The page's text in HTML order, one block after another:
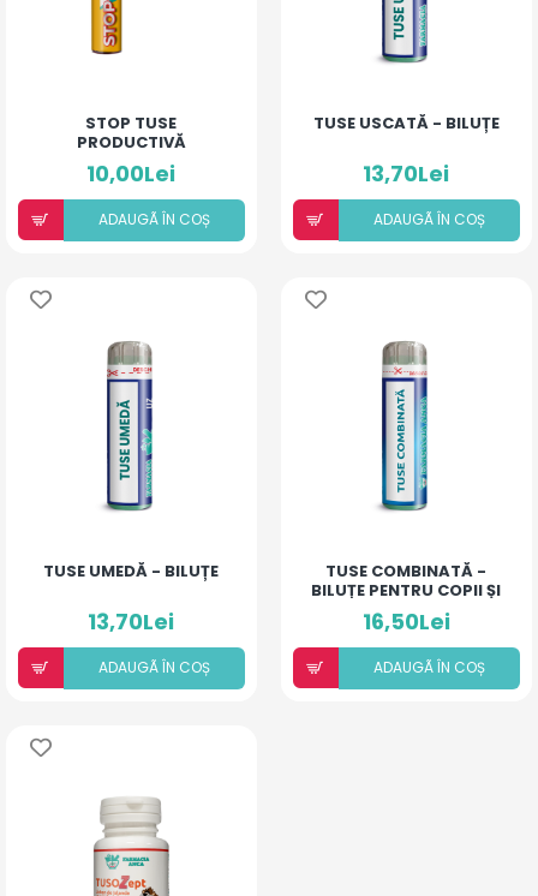
STOP TUSE
PRODUCTIVĂ
10,00Lei
ADAUGÃ ÎN COȘ
TUSE USCATĂ - BILUȚE
13,70Lei
ADAUGÃ ÎN COȘ
TUSE UMEDĂ - BILUȚE
13,70Lei
ADAUGÃ ÎN COȘ
TUSE COMBINATĂ -
BILUȚE PENTRU COPII ȘI
ADULȚI
16,50Lei
ADAUGÃ ÎN COȘ